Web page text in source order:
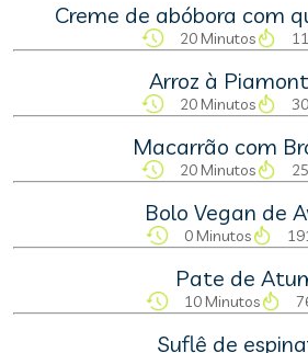
Creme de abóbora com
20 Minutos
Arroz à
20 Minutos
Macarrão com
20 Minutos
Bolo Vegan de
0 Minutos
Pate de
10 Minutos
Suflê de